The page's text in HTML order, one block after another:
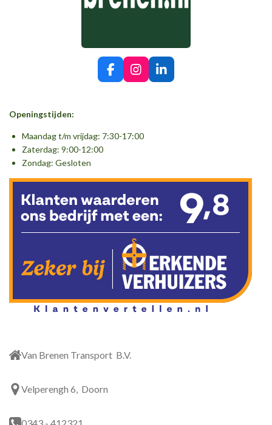
F
a
o
I
n
g
L
i
Openingstijden:
Maandag t/m vrijdag: 7:30-17:00
Zaterdag: 9:00-12:00
Zondag: Gesloten
Van Brenen Transport B.V.
Velperengh 6, Doorn